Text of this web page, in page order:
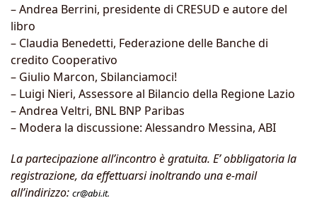
– Andrea Berrini, presidente di CRESUD e autore del
libro
– Claudia Benedetti, Federazione delle Banche di
credito Cooperativo
– Giulio Marcon, Sbilanciamoci!
– Luigi Nieri, Assessore al Bilancio della Regione Lazio
– Andrea Veltri, BNL BNP Paribas
– Modera la discussione: Alessandro Messina, ABI
La partecipazione all’incontro è gratuita. E’ obbligatoria la
registrazione, da effettuarsi inoltrando una e-mail
all’indirizzo: cr@abi.it.